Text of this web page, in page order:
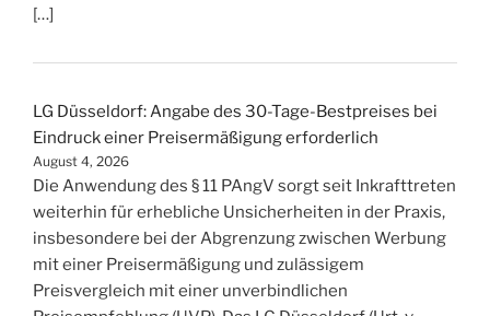
[…]
LG Düsseldorf: Angabe des 30-Tage-Bestpreises bei
Eindruck einer Preisermäßigung erforderlich
August 4, 2026
Die Anwendung des § 11 PAngV sorgt seit Inkrafttreten
weiterhin für erhebliche Unsicherheiten in der Praxis,
insbesondere bei der Abgrenzung zwischen Werbung
mit einer Preisermäßigung und zulässigem
Preisvergleich mit einer unverbindlichen